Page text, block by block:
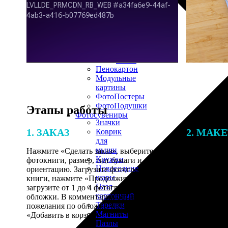
30х40
Пенокартон
Модульные
картины
ФотоПостеры
ФотоПодушки
Фотоcувениры
Значки
Коврик
для
мыши
Кружки
Новогодние
шары
Пазл
картонный
Тарелки
Магниты
Пазлы
Этапы работы
1. ЗАКАЗ
Нажмите «Сделать заказ», выберите тип
фотокниги, размер, тип бумаги и
ориентацию. Загрузите фотографии для
книги, нажмите «Продолжить» и
загрузите от 1 до 4 фотографий для
обложки. В комментарии оставьте свои
пожелания по обложке, нажмите
«Добавить в корзину».
2.